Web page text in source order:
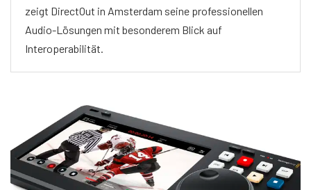
zeigt DirectOut in Amsterdam seine professionellen
Audio-Lösungen mit besonderem Blick auf
Interoperabilität.